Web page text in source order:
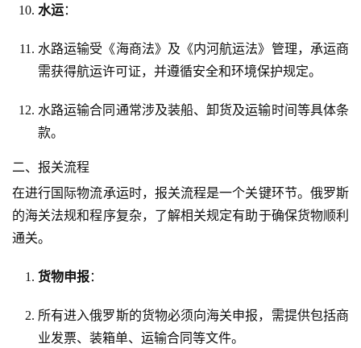
水运：
水路运输受《海商法》及《内河航运法》管理，承运商
需获得航运许可证，并遵循安全和环境保护规定。
水路运输合同通常涉及装船、卸货及运输时间等具体条
款。
二、报关流程
在进行国际物流承运时，报关流程是一个关键环节。俄罗斯
的海关法规和程序复杂，了解相关规定有助于确保货物顺利
通关。
货物申报：
所有进入俄罗斯的货物必须向海关申报，需提供包括商
业发票、装箱单、运输合同等文件。